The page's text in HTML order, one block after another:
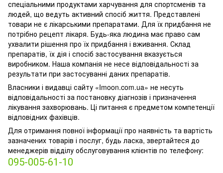
спеціальними продуктами харчування для спортсменів та
людей, що ведуть активний спосіб життя. Представлені
товари не є лікарськими препаратами. Для їх придбання не
потрібно рецепт лікаря. Будь-яка людина має право сам
ухвалити рішення про їх придбання і вживання. Склад
препаратів, їх дія і спосіб застосування вказується
виробником. Наша компанія не несе відповідальності за
результати при застосуванні даних препаратів.
Власники і видавці сайту «Imoon.com.ua» не несуть
відповідальності за постановку діагнозів і призначення
лікування захворювань. Ці питання є предметом компетенції
відповідних фахівців.
Для отримання повної інформації про наявність та вартість
зазначених товарів і послуг, будь ласка, звертайтеся до
менеджерів відділу обслуговування клієнтів по телефону:
095-005-61-10